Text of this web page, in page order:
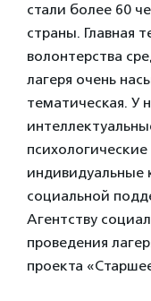
стали более 60
страны. Главная
волонтерства
лагеря очень
тематическая. У
индивидуальные
социальной
Агентству
проведения
проекта